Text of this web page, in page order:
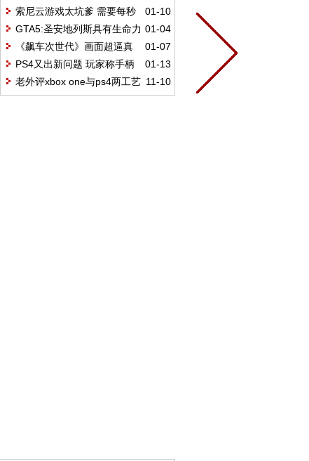
喝农药自杀
01-10
索尼云游戏太坑爹 需要每秒
5M的网速
01-04
GTA5:圣安地列斯具有生命力
玩家易沉迷
01-07
《飙车次世代》画面超逼真
游戏演示视频
01-13
PS4又出新问题 玩家称手柄
易揉坏
11-10
老外评xbox one与ps4两工艺
技术相差10年